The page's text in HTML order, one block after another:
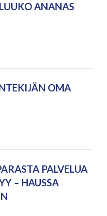
ANANAS
OMA
PALVELUA
– HAUSSA